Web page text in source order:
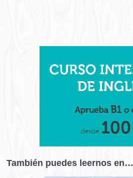
También puedes leernos en…